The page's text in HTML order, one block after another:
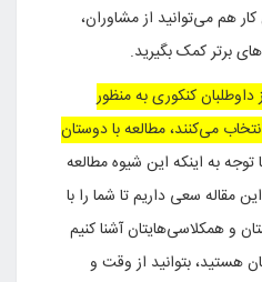
کار هم می‌توانید از مشاوران،
برتر کمک بگیرید.
کنکوری به منظور
می‌کنند، مطالعه با دوستان
توجه به اینکه این شیوه مطالعه
مقاله سعی داریم تا شما را با
و همکلاسی‌هایتان آشنا کنیم
هستید، بتوانید از وقت و